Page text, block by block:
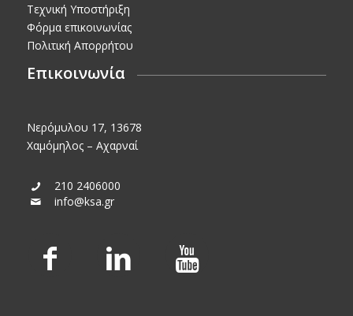
Τεχνική Υποστήριξη
Φόρμα επικοινωνίας
Πολιτική Απορρήτου
Επικοινωνία
Νερόμυλου 17, 13678
Χαμόμηλος – Αχαρναί
210 2406000
info@ksa.gr